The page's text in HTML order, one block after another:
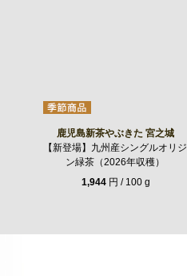
鹿児島新茶やぶきた 宮之城
【新登場】九州産シングルオリジ
ン緑茶（2026年収穫）
1,944 円 / 100 g